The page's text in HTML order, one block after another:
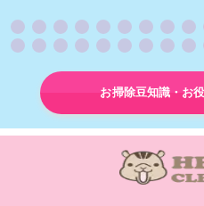
お掃除豆知識・お